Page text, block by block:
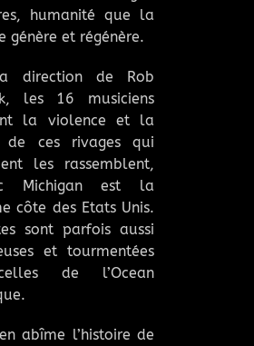
humanité que la
génère et régénère.
direction de Rob
les 16 musiciens
la violence et la
de ces rivages qui
les rassemblent,
Michigan est la
côte des Etats Unis.
sont parfois aussi
et tourmentées
de l’Ocean
abîme l’histoire de